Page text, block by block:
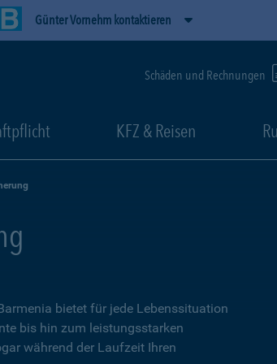
Günter Vornehm kontaktieren
Schäden und Rechnungen
KFZ & Reisen
bietet für jede Lebenssituation
bis hin zum leistungsstarken
während der Laufzeit Ihren